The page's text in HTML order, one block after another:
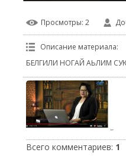
Просмотры: 2
Описание материала:
БЕЛГИЛИ НОГАЙ АЬЛИМ
Всего комментариев: 1